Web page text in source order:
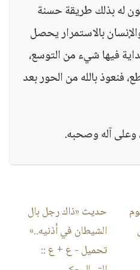
له بذلك طريقة حسنة
بالاستمرار يحصل
فيها شيء من التوسع،
فنعوذ بالله من الحور بعد
وعلى آله وصحبه.
حديث «ذاك رجل بال
الشيطان في أذنيه..»
تحميل - ع + ع ::